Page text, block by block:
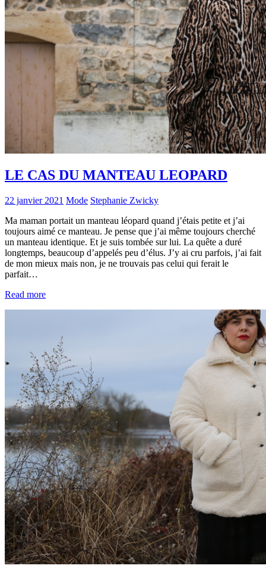
LE CAS DU MANTEAU LEOPARD
22 janvier 2021 Mode Stephanie Zwicky
Ma maman portait un manteau léopard quand j’étais petite et j’ai
toujours aimé ce manteau. Je pense que j’ai même toujours cherché
un manteau identique. Et je suis tombée sur lui. La quête a duré
longtemps, beaucoup d’appelés peu d’élus. J’y ai cru parfois, j’ai fait
de mon mieux mais non, je ne trouvais pas celui qui ferait le
parfait…
Read more